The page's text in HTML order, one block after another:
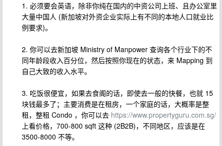
1. 必须要会英语，除非你纯在国内的中资公司上班、且办公室里
大量中国人 (新加坡对外资企业实际上有不同的本地人口就业比
例要求)。
2. 你可以去新加坡 Ministry of Manpower 查询各个行业下的不
同年龄段收入百分位，然后按照你现在的状态，来 Mapping 到
自己大致的收入水平。
3. 吃饭很便宜，如果去食阁的话，即使去一般的快餐，也就 15
块钱最多了；主要消费是在租房，一个家庭的话，大概率是整
租，整租 Condo ，你可以去 https://www.propertyguru.com.sg/
上看价格，700-800 sqft 这种 (2B2B)，不同地区，应该是在
3500-8000 不等。